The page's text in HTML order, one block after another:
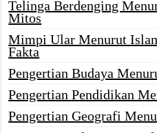
Telinga Berdenging
Mitos
Mimpi Ular Menurut
Fakta
Pengertian Budaya
Pengertian Pendidikan
Pengertian Geografi